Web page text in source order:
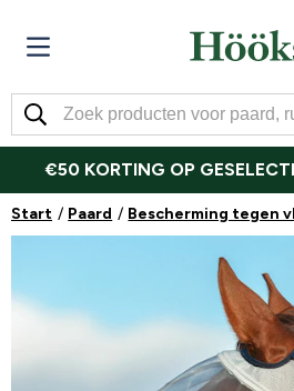
€50 KORTING OP
Start Paard Bescherming tegen